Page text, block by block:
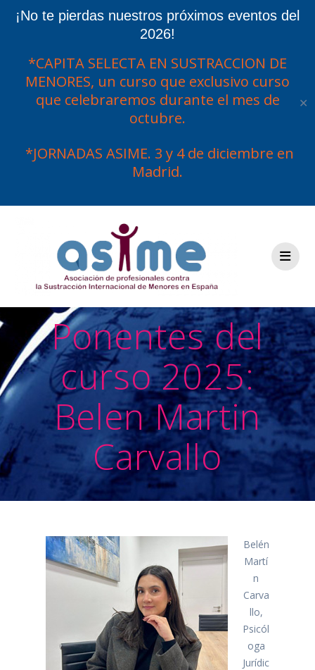
¡No te pierdas nuestros próximos eventos del
2026!
*CAPITA SELECTA EN SUSTRACCION DE
MENORES, un curso que exclusivo curso
que celebraremos durante el mes de
octubre.
*JORNADAS ASIME. 3 y 4 de diciembre en
Madrid.
✕
contenido
Ponentes del
curso 2025:
Belen Martin
Carvallo
Belén
Martí
n
Carva
llo,
Psicól
oga
Jurídic